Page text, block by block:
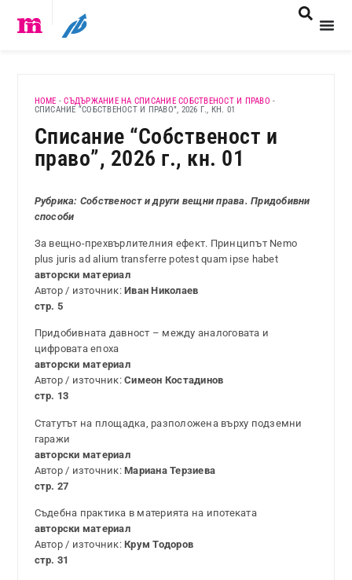
HOME -СЪДЪРЖАНИЕ НА СПИСАНИЕ СОБСТВЕНОСТ И ПРАВО -
СПИСАНИЕ “СОБСТВЕНОСТ И ПРАВО”, 2026 Г., КН. 01
Списание “Собственост и
право”, 2026 г., кн. 01
Рубрика: Собственост и други вещни права. Придобивни
способи
За вещно-прехвърлителния ефект. Принципът Nemo
plus juris ad alium transferre potest quam ipse habet
авторски материал
Автор / източник:Иван Николаев
стр. 5
Придобивната давност – между аналоговата и
цифровата епоха
авторски материал
Автор / източник:Симеон Костадинов
стр. 13
Статутът на площадка, разположена върху подземни
гаражи
авторски материал
Автор / източник:Мариана Терзиева
стр. 27
Съдебна практика в материята на ипотеката
авторски материал
Автор / източник:Крум Тодоров
стр. 31